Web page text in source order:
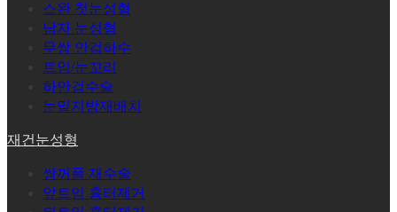
스완 첫눈성형
남자 눈성형
무쌍 안검하수
트임/눈꼬리
하안검수술
눈밑지방재배치
재건눈성형
쌍꺼풀 재수술
앞트임 흉터제거